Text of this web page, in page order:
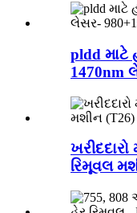
pldd માટે
1470nm
રિમૂવલ